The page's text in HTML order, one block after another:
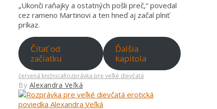
„Ukonči raňajky a ostatných pošli preč,“ povedal
cez rameno Martinovi a ten hneď aj začal plniť
príkaz.
Čítať od
začiatku
Ďalšia
kapitola
červená knižnicaRozprávka pre veľké dievčatá
By Alexandra Veľká